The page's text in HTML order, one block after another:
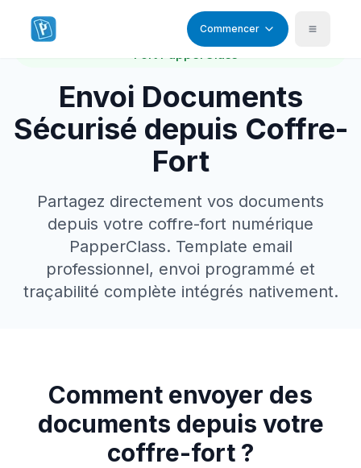
Commencer
Fonctionnalité Intégrée • Incluse dans le Coffre-
Fort PapperClass
Envoi Documents
Sécurisé depuis Coffre-
Fort
Partagez directement vos documents
depuis votre coffre-fort numérique
PapperClass. Template email
professionnel, envoi programmé et
traçabilité complète intégrés nativement.
Comment envoyer des
documents depuis votre
coffre-fort ?